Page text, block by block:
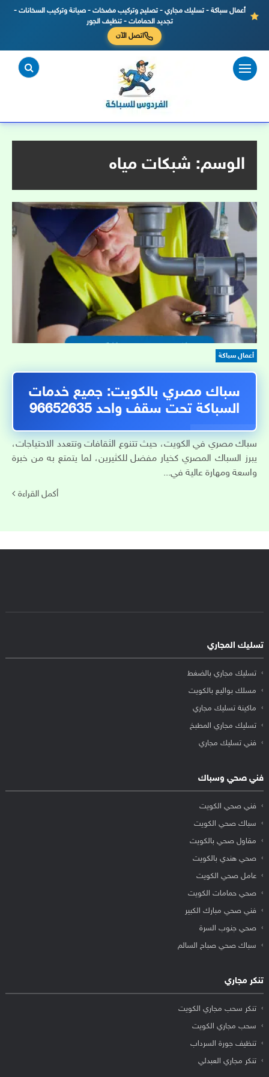
أعمال سباكة - تسليك مجاري - تصليح وتركيب مضخات - صيانة وتركيب السخانات -
تجديد الحمامات - تنظيف الجور
اتصل الآن
التجاوز
المحتوى
الوسم: شبكات مياه
أعمال سباكة
سباك مصري بالكويت: جميع خدمات
السباكة تحت سقف واحد 96652635
سباك مصري في الكويت، حيث تتنوع الثقافات وتتعدد الاحتياجات،
يبرز السباك المصري كخيار مفضل للكثيرين، لما يتمتع به من خبرة
واسعة ومهارة عالية في...
أكمل القراءة
تسليك المجاري
تسليك مجاري بالضغط
مسلك بواليع بالكويت
ماكينة تسليك مجاري
تسليك مجاري المطبخ
فني تسليك مجاري
فني صحي وسباك
فني صحي الكويت
سباك صحي الكويت
مقاول صحي بالكويت
صحي هندي بالكويت
عامل صحي الكويت
صحي حمامات الكويت
فني صحي مبارك الكبير
صحي جنوب السرة
سباك صحي صباح السالم
تنكر مجاري
تنكر سحب مجاري الكويت
سحب مجاري الكويت
تنظيف جورة السرداب
تنكر مجاري العبدلي